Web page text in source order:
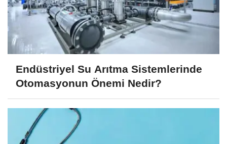
Endüstriyel Su Arıtma Sistemlerinde
Otomasyonun Önemi Nedir?